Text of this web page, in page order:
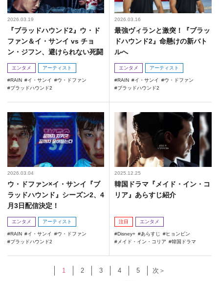
2026.03.19
『ブラッドハウンド2』ウ・ド
ファン＆イ・サンイ vs チョ
ン・ジフン、避けられない死闘
エンタメ アーティスト
RAIN イ・サンイ
ウ・ドファン
ブラッドハウンド2
2026.03.16
最強ヴィランと激突！『ブラッ
ドハウンド2』命懸けの新バト
ルへ
エンタメ アーティスト
RAIN イ・サンイ
ウ・ドファン
ブラッドハウンド2
2026.03.04
ウ・ドファン×イ・サンイ『ブ
ラッドハウンド』シーズン2、4
月3日配信決定！
エンタメ アーティスト
RAIN イ・サンイ
ウ・ドファン
ブラッドハウンド2
2025.12.25
韓国ドラマ『メイド・イン・コ
リア』あらすじ紹介
注目 エンタメ
Disney+ あらすじ
ヒョンビン
メイド・イン・コリア
韓国ドラマ
1 2 3 4 5
次＞